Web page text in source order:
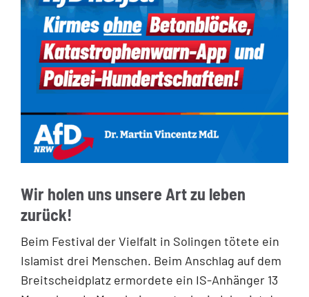
Wir holen uns unsere Art zu leben
zurück!
Beim Festival der Vielfalt in Solingen tötete ein
Islamist drei Menschen. Beim Anschlag auf dem
Breitscheidplatz ermordete ein IS-Anhänger 13